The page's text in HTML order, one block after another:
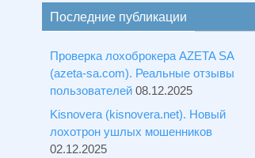
Последние публикации
Проверка лохоброкера AZETA SA
(azeta-sa.com). Реальные отзывы
пользователей 08.12.2025
Kisnovera (kisnovera.net). Новый
лохотрон ушлых мошенников
02.12.2025